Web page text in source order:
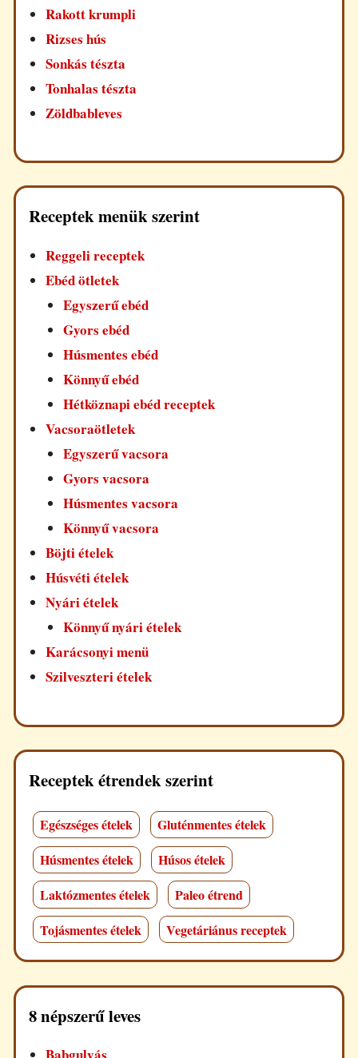
Rakott krumpli
Rizses hús
Sonkás tészta
Tonhalas tészta
Zöldbableves
Receptek menük szerint
Reggeli receptek
Ebéd ötletek
Egyszerű ebéd
Gyors ebéd
Húsmentes ebéd
Könnyű ebéd
Hétköznapi ebéd receptek
Vacsoraötletek
Egyszerű vacsora
Gyors vacsora
Húsmentes vacsora
Könnyű vacsora
Böjti ételek
Húsvéti ételek
Nyári ételek
Könnyű nyári ételek
Karácsonyi menü
Szilveszteri ételek
Receptek étrendek szerint
Egészséges ételek
Gluténmentes ételek
Húsmentes ételek
Húsos ételek
Laktózmentes ételek
Paleo étrend
Tojásmentes ételek
Vegetáriánus receptek
8 népszerű leves